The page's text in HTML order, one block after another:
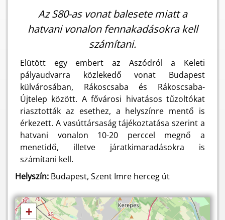
Az S80-as vonat balesete miatt a
hatvani vonalon fennakadásokra kell
számítani.
Elütött egy embert az Aszódról a Keleti
pályaudvarra közlekedő vonat Budapest
külvárosában, Rákoscsaba és Rákoscsaba-
Újtelep között. A fővárosi hivatásos tűzoltókat
riasztották az esethez, a helyszínre mentő is
érkezett. A vasúttársaság tájékoztatása szerint a
hatvani vonalon 10-20 perccel megnő a
menetidő, illetve járatkimaradásokra is
számítani kell.
Helyszín: Budapest, Szent Imre herceg út
+